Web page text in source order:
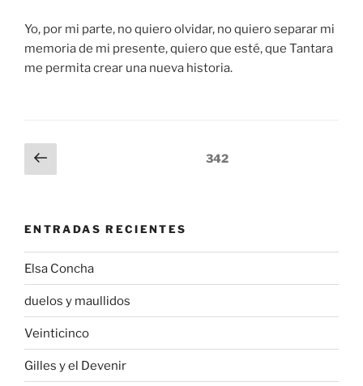
Yo, por mi parte, no quiero olvidar, no quiero separar mi
memoria de mi presente, quiero que esté, que Tantara
me permita crear una nueva historia.
Navegación
de
Página
anterior
Página342
ENTRADAS RECIENTES
Elsa Concha
duelos y maullidos
Veinticinco
Gilles y el Devenir